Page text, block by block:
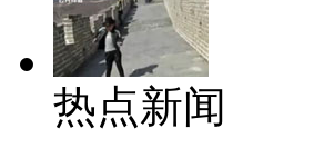
热点新闻